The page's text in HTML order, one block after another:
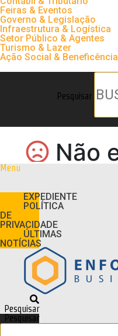
Feiras & Eventos
Governo & Legislação
Infraestrutura & Logística
Setor Público & Agentes
Turismo & Lazer
Ação Social & Beneficência
Pesquisar
Menu
EXPEDIENTE
POLÍTICA
DE
PRIVACIDADE
ÚLTIMAS
NOTÍCIAS
Pesquisar
Pesquisar